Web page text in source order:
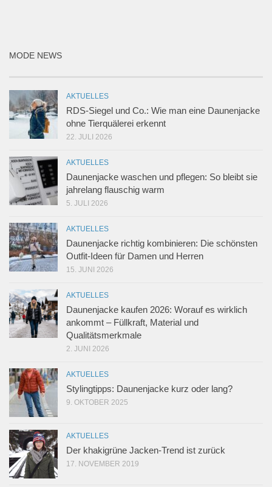
MODE NEWS
AKTUELLES
RDS-Siegel und Co.: Wie man eine Daunenjacke
ohne Tierquälerei erkennt
22. JULI 2026
AKTUELLES
Daunenjacke waschen und pflegen: So bleibt sie
jahrelang flauschig warm
5. JULI 2026
AKTUELLES
Daunenjacke richtig kombinieren: Die schönsten
Outfit-Ideen für Damen und Herren
15. JUNI 2026
AKTUELLES
Daunenjacke kaufen 2026: Worauf es wirklich
ankommt – Füllkraft, Material und
Qualitätsmerkmale
2. JUNI 2026
AKTUELLES
Stylingtipps: Daunenjacke kurz oder lang?
9. OKTOBER 2025
AKTUELLES
Der khakigrüne Jacken-Trend ist zurück
17. NOVEMBER 2019